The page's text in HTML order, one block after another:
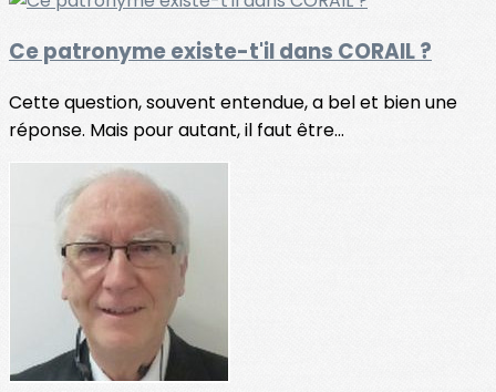
Ce patronyme existe-t'il dans CORAIL ?
Cette question, souvent entendue, a bel et bien une
réponse. Mais pour autant, il faut être...